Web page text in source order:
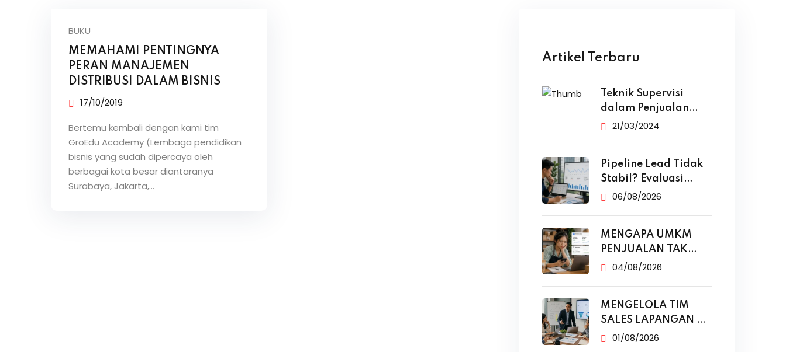
BUKU
MEMAHAMI PENTINGNYA
PERAN MANAJEMEN
DISTRIBUSI DALAM BISNIS
17/10/2019
Bertemu kembali dengan kami tim
GroEdu Academy (Lembaga pendidikan
bisnis yang sudah dipercaya oleh
berbagai kota besar diantaranya
Surabaya, Jakarta,…
Artikel Terbaru
Teknik Supervisi
dalam Penjualan
yang Efektif
21/03/2024
Pipeline Lead Tidak
Stabil? Evaluasi
Funnel Marketing
06/08/2026
MENGAPA UMKM
PENJUALAN TAK
NAIK MESKI SUDAH
04/08/2026
MENGELOLA TIM
SALES LAPANGAN DI
ERA DIGITAL
01/08/2026